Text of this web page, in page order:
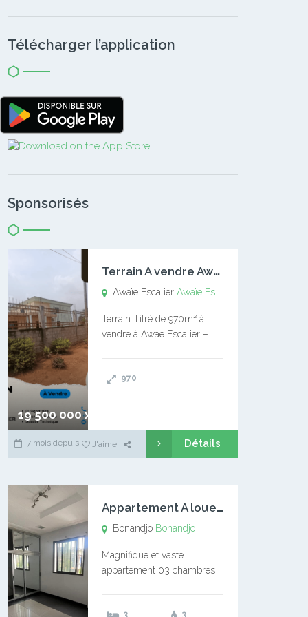
Télécharger l’application
Sponsorisés
19 500 000 xaf
T
errain A vendre Awaïe Escalier
Awaïe EscalierAwaïe Escalier
Terrain Titré de 970m² à
vendre à Awae Escalier –
l’Université Catholique –
970
7 mois depuis J'aime Détails
A
ppartement A louer Bonandjo
Bonandjo Bonandjo
Magnifique et vaste
appartement 03 chambres
3
3